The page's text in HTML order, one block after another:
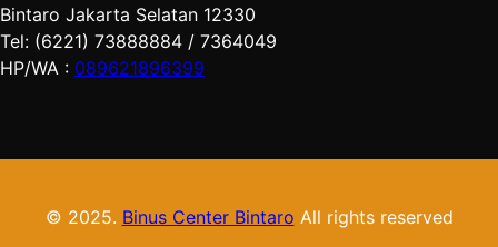
Bintaro Jakarta Selatan 12330
Tel: (6221) 73888884 / 7364049
HP/WA : 089621896399
© 2025. Binus Center Bintaro All rights reserved